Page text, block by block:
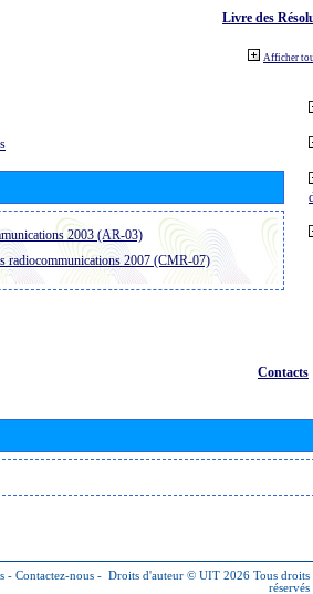
Livre des
Afficher
2003 (AR-03)
radiocommunications 2007 (CMR-07)
Contacts
- Contactez-nous - Droits d'auteur © UIT 2026 Tous droits
réservés